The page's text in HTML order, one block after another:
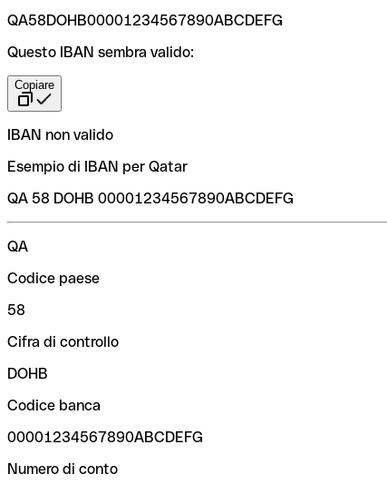
QA58DOHB00001234567890ABCDEFG
Questo IBAN sembra valido:
Copiare
IBAN non valido
Esempio di IBAN per Qatar
QA 58 DOHB 00001234567890ABCDEFG
QA
Codice paese
58
Cifra di controllo
DOHB
Codice banca
00001234567890ABCDEFG
Numero di conto